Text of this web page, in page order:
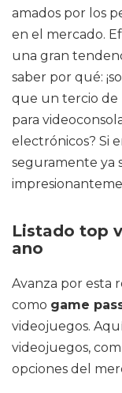
amados por los
en el mercado.
una gran
saber por qué:
que un tercio de
para
electrónicos? Si
seguramente ya
Listado top
ano
Avanza por esta
como game
videojuegos.
videojuegos,
opciones del